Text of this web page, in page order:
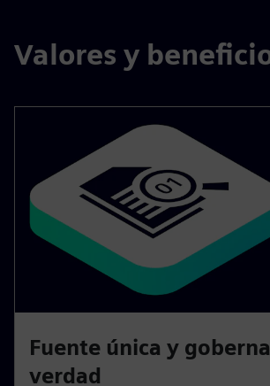
Valores y
Fuente única y
verdad